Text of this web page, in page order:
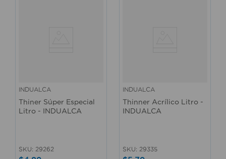
INDUALCA
Thiner Súper Especial
Litro - INDUALCA
SKU: 29262
INDUALCA
Thinner Acrílico Litro -
INDUALCA
SKU: 29335